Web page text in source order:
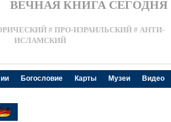
ВЕЧНАЯ КНИГА СЕГОДНЯ
# ПРО-ИЗРАИЛЬСКИЙ # АНТИ-
ИСЛАМСКИЙ
Богословие Карты Музеи Видео